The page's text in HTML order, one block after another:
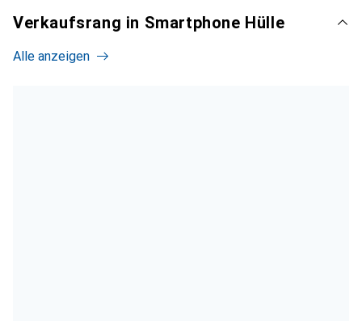
Verkaufsrang in Smartphone Hülle
Alle anzeigen